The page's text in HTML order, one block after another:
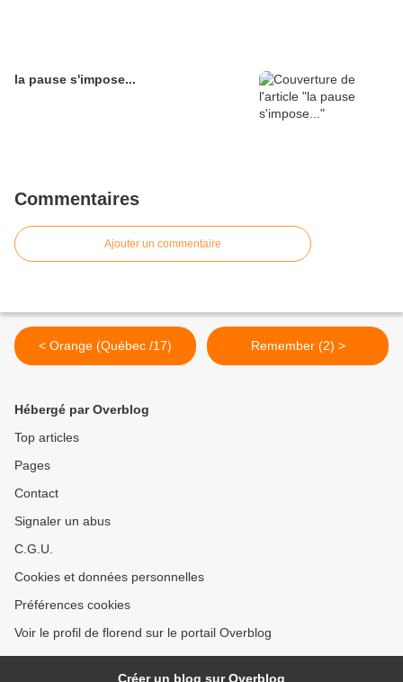
la pause s'impose...
Commentaires
Ajouter un commentaire
< Orange (Québec /17) Remember (2) >
Hébergé par Overblog
Top articles
Pages
Contact
Signaler un abus
C.G.U.
Cookies et données personnelles
Préférences cookies
Voir le profil de florend sur le portail Overblog
Créer un blog sur Overblog